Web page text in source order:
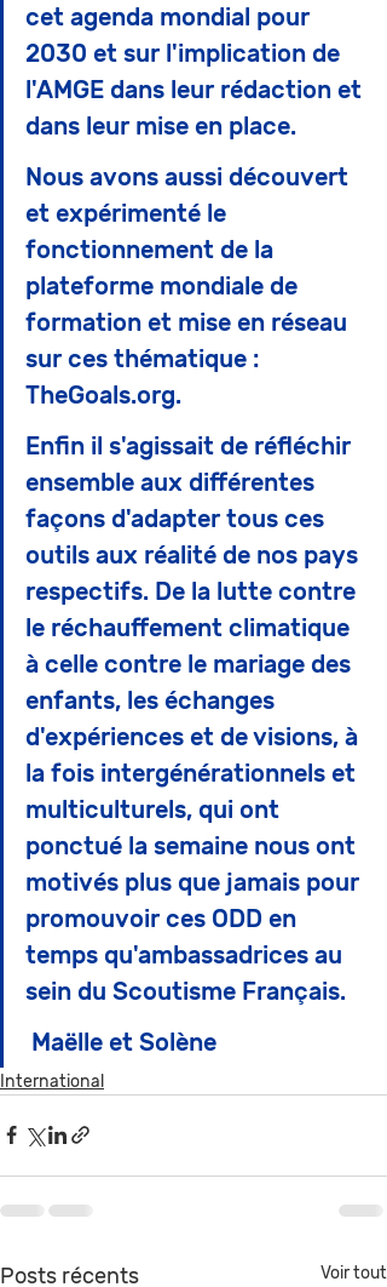
cet agenda mondial pour
2030 et sur l'implication de
l'AMGE dans leur rédaction et
dans leur mise en place.
Nous avons aussi découvert
et expérimenté le
fonctionnement de la
plateforme mondiale de
formation et mise en réseau
sur ces thématique :
TheGoals.org.
Enfin il s'agissait de réfléchir
ensemble aux différentes
façons d'adapter tous ces
outils aux réalité de nos pays
respectifs. De la lutte contre
le réchauffement climatique
à celle contre le mariage des
enfants, les échanges
d'expériences et de visions, à
la fois intergénérationnels et
multiculturels, qui ont
ponctué la semaine nous ont
motivés plus que jamais pour
promouvoir ces ODD en
temps qu'ambassadrices au
sein du Scoutisme Français.
Maëlle et Solène
International
Posts récents Voir tout